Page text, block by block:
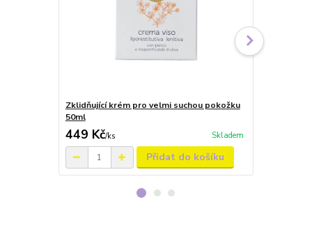
Zklidňující krém pro velmi suchou pokožku
50ml
449 Kč/ks Skladem
Přidat do košíku